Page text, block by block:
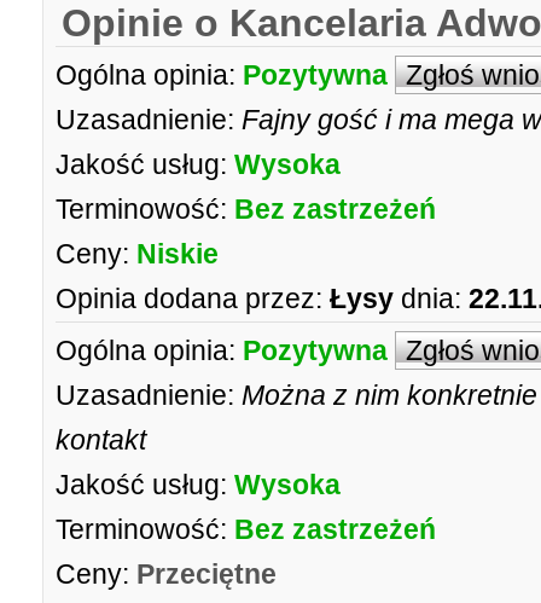
Opinie o Kancelaria
Ogólna opinia: Pozytywna Zgłoś
Uzasadnienie: Fajny gość i ma mega
Jakość usług: Wysoka
Terminowość: Bez zastrzeżeń
Ceny: Niskie
Opinia dodana przez: Łysy dnia:
Ogólna opinia: Pozytywna Zgłoś
Uzasadnienie: Można z nim
kontakt
Jakość usług: Wysoka
Terminowość: Bez zastrzeżeń
Ceny: Przeciętne